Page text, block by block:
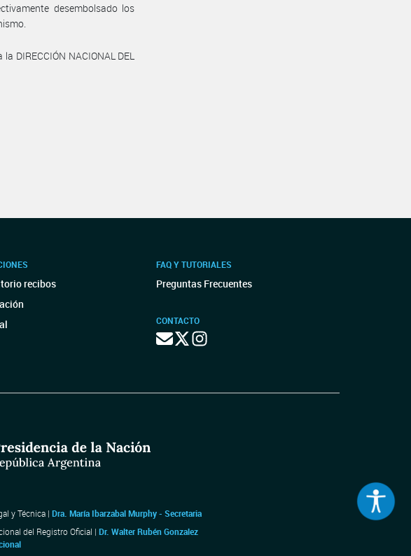
desembolsado los
DIRECCIÓN NACIONAL DEL
recibos
FAQ Y TUTORIALES
Preguntas Frecuentes
CONTACTO
y Técnica | Dra. María Ibarzabal Murphy - Secretaria
del Registro Oficial | Dr. Walter Rubén Gonzalez